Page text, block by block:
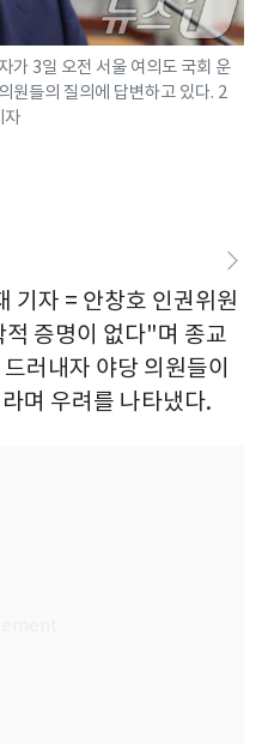
가 3일 오전 서울 여의도 국회 운
원들의 질의에 답변하고 있다. 2
자
기자 = 안창호 인권위원
증명이 없다"며 종교
러내자 야당 의원들이
며 우려를 나타냈다.